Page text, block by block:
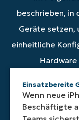
Gerätestatus,
sodass
Teams
Status
schnell
auf
alle
mit
beschrieben, in
Geräte setzen,
einheitliche
Einsatzbereite
Wenn neue
Beschäftigte